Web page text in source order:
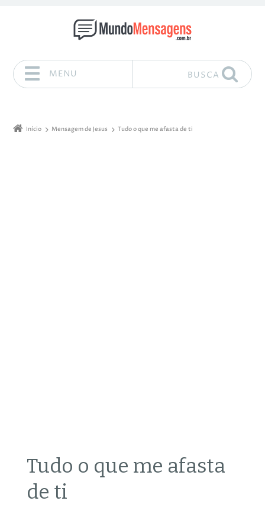
MENU BUSCA
Início Mensagem de Jesus Tudo o que me afasta de ti
Tudo o que me afasta
de ti